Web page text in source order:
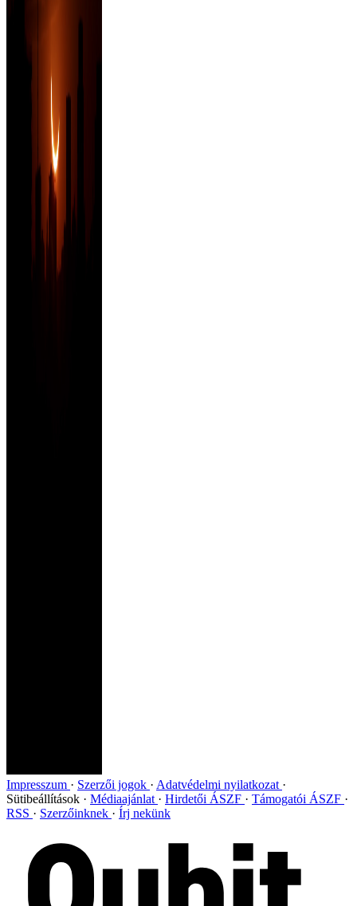
Impresszum Szerzői jogok
Adatvédelmi nyilatkozat
Sütibeállítások
Médiaajánlat Hirdetői ÁSZF
Támogatói ÁSZF
RSS
Szerzőinknek Írj nekünk